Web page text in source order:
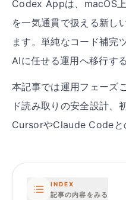
Codex Appは、macOS
を一気通貫で扱える新し
ます。単純なコード補完
AIに任せる運用へ移行す
本記事では運用フェーズ
ド読み取りの安全設計、
CursorやClaude Codeと
INDEX
記事の内容をみる